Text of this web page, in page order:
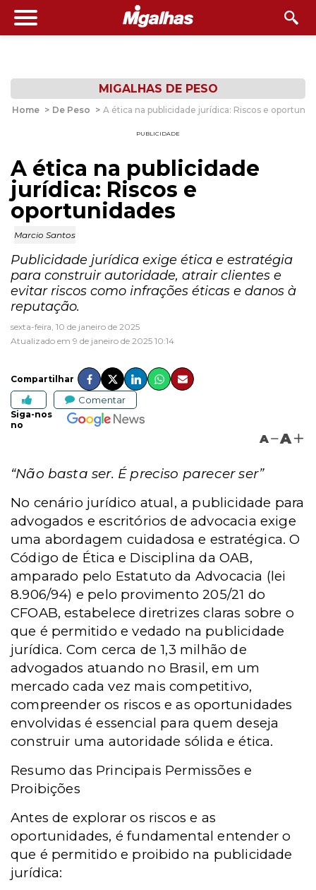
MIGALHAS DE PESO
Home > De Peso > A ética na publicidade jurídica: Riscos e
PUBLICIDADE
A ética na publicidade
jurídica: Riscos e
oportunidades
Marcio Santos
Publicidade jurídica exige ética e estratégia
para construir autoridade, atrair clientes e
evitar riscos como infrações éticas e danos à
reputação.
sexta-feira, 10 de janeiro de 2025
Atualizado em 9 de janeiro de 2025 10:14
Compartilhar
Comentar
Siga-nos
no
A A
“Não basta ser. É preciso parecer ser”
No cenário jurídico atual, a publicidade para
advogados e escritórios de advocacia exige
uma abordagem cuidadosa e estratégica. O
Código de Ética e Disciplina da OAB,
amparado pelo Estatuto da Advocacia (lei
8.906/94) e pelo provimento 205/21 do
CFOAB, estabelece diretrizes claras sobre o
que é permitido e vedado na publicidade
jurídica. Com cerca de 1,3 milhão de
advogados atuando no Brasil, em um
mercado cada vez mais competitivo,
compreender os riscos e as oportunidades
envolvidas é essencial para quem deseja
construir uma autoridade sólida e ética.
Resumo das Principais Permissões e
Proibições
Antes de explorar os riscos e as
oportunidades, é fundamental entender o
que é permitido e proibido na publicidade
jurídica: